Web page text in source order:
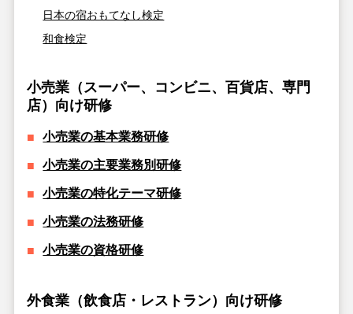
日本の宿おもてなし検定
和食検定
小売業（スーパー、コンビニ、百貨店、専門
店）向け研修
小売業の基本業務研修
小売業の主要業務別研修
小売業の特化テーマ研修
小売業の法務研修
小売業の資格研修
外食業（飲食店・レストラン）向け研修